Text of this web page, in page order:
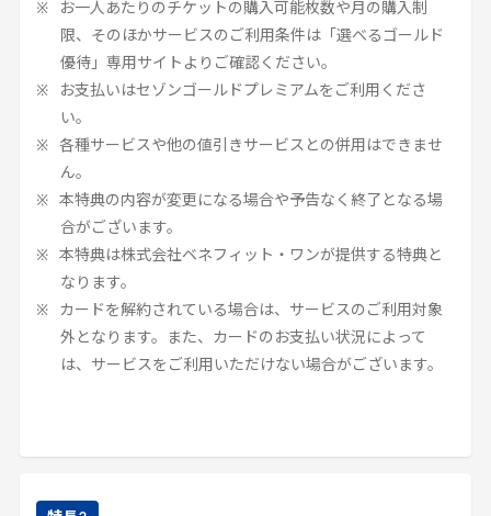
お一人あたりのチケットの購入可能枚数や月の購入制
限、そのほかサービスのご利用条件は「選べるゴールド
優待」専用サイトよりご確認ください。
お支払いはセゾンゴールドプレミアムをご利用くださ
い。
各種サービスや他の値引きサービスとの併用はできませ
ん。
本特典の内容が変更になる場合や予告なく終了となる場
合がございます。
本特典は株式会社ベネフィット・ワンが提供する特典と
なります。
カードを解約されている場合は、サービスのご利用対象
外となります。また、カードのお支払い状況によって
は、サービスをご利用いただけない場合がございます。